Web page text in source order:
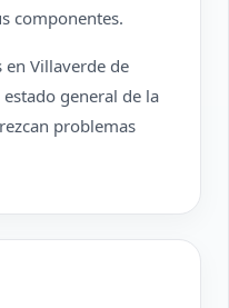
componentes.
en Villaverde de
general de la
problemas